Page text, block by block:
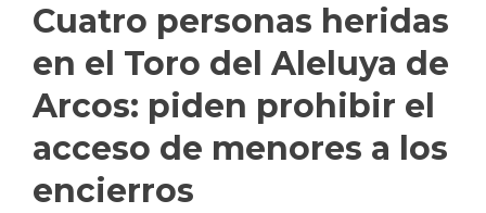
Cuatro personas heridas
en el Toro del Aleluya de
Arcos: piden prohibir el
acceso de menores a los
encierros